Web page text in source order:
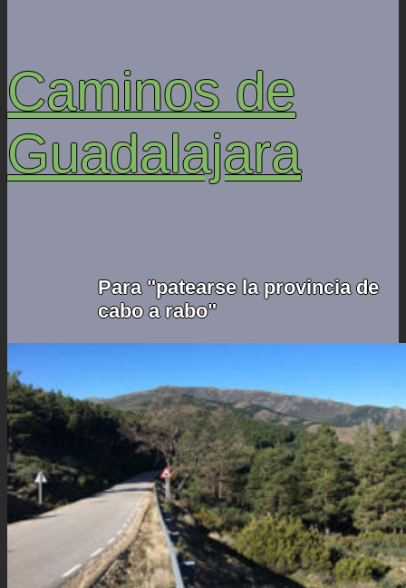
Caminos de
Guadalajara
Para "patearse la provincia de
cabo a rabo"